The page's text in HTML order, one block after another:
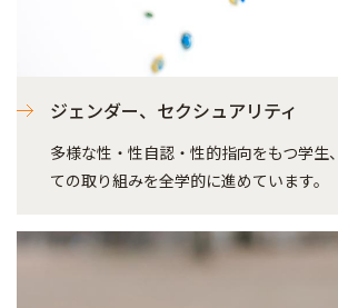
ジェンダー、セクシュアリティ
多様な性・性自認・性的指向をもつ学生
ての取り組みを全学的に進めています。